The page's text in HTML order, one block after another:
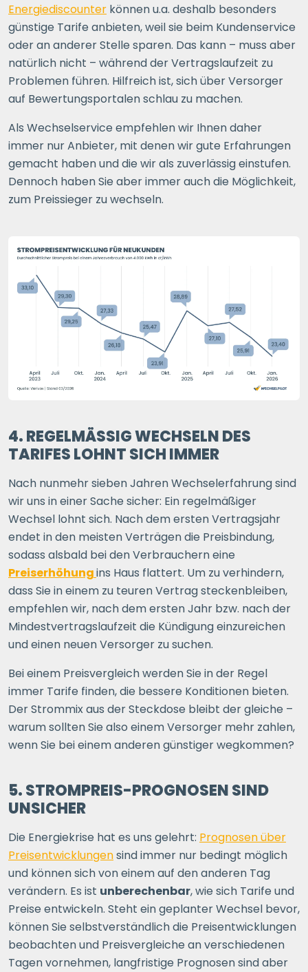
Energiediscounter können u.a. deshalb besonders
günstige Tarife anbieten, weil sie beim Kundenservice
oder an anderer Stelle sparen. Das kann – muss aber
natürlich nicht – während der Vertragslaufzeit zu
Problemen führen. Hilfreich ist, sich über Versorger
auf Bewertungsportalen schlau zu machen.
Als Wechselservice empfehlen wir Ihnen daher
immer nur Anbieter, mit denen wir gute Erfahrungen
gemacht haben und die wir als zuverlässig einstufen.
Dennoch haben Sie aber immer auch die Möglichkeit,
zum Preissieger zu wechseln.
4. REGELMÄSSIG WECHSELN DES T
ARIFES LOHNT SICH IMMER
Nach nunmehr sieben Jahren Wechselerfahrung sind
wir uns in einer Sache sicher: Ein regelmäßiger
Wechsel lohnt sich. Nach dem ersten Vertragsjahr
endet in den meisten Verträgen die Preisbindung,
sodass alsbald bei den Verbrauchern eine
Preiserhöhungins Haus flattert. Um zu verhindern,
dass Sie in einem zu teuren Vertrag steckenbleiben,
empfehlen wir, nach dem ersten Jahr bzw. nach der
Mindestvertragslaufzeit die Kündigung einzureichen
und einen neuen Versorger zu suchen.
Bei einem Preisvergleich werden Sie in der Regel
immer Tarife finden, die bessere Konditionen bieten.
Der Strommix aus der Steckdose bleibt der gleiche –
warum sollten Sie also einem Versorger mehr zahlen,
wenn Sie bei einem anderen günstiger wegkommen?
5. STROMPREIS-PROGNOSEN SIND
UNSICHER
Die Energiekrise hat es uns gelehrt: Prognosen über
Preisentwicklungensind immer nur bedingt möglich
und können sich von einem auf den anderen Tag
verändern. Es ist unberechenbar, wie sich Tarife und
Preise entwickeln. Steht ein geplanter Wechsel bevor,
können Sie selbstverständlich die Preisentwicklungen
beobachten und Preisvergleiche an verschiedenen
Tagen vornehmen, langfristige Prognosen sind aber